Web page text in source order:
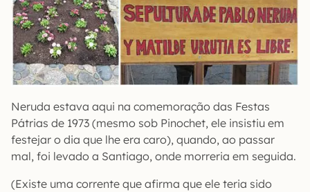
Neruda estava aqui na comemoração das Festas
Pátrias de 1973 (mesmo sob Pinochet, ele insistiu em
festejar o dia que lhe era caro), quando, ao passar
mal, foi levado a Santiago, onde morreria em seguida.
(Existe uma corrente que afirma que ele teria sido